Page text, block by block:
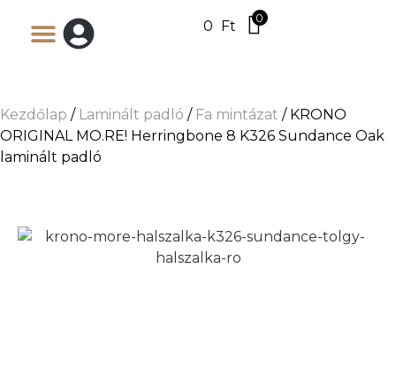
0 Ft 0
Kezdőlap / Laminált padló / Fa mintázat / KRONO
ORIGINAL MO.RE! Herringbone 8 K326 Sundance Oak
laminált padló